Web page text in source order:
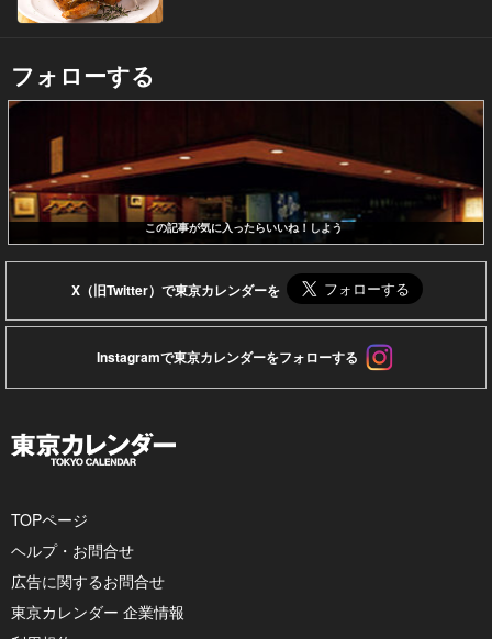
フォローする
この記事が気に入ったらいいね！しよう
X（旧Twitter）で東京カレンダーを
Instagramで東京カレンダーをフォローする
TOPページ
ヘルプ・お問合せ
広告に関するお問合せ
東京カレンダー 企業情報